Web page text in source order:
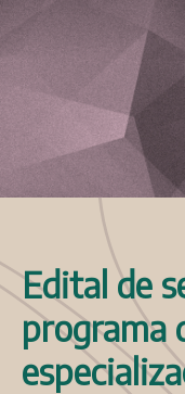
Edital de
programa